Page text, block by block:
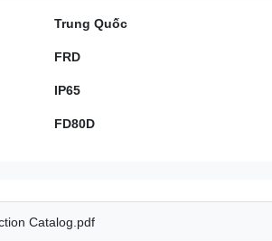
Trung Quốc
FRD
IP65
FD80D
Catalog.pdf